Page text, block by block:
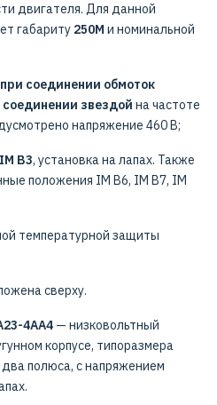
двигателя. Для данной
габариту 250M и номинальной
соединении обмоток
звездой на частоте
напряжение 460 В;
IM B3, установка на лапах. Также
положения IM B6, IM B7, IM
температурной защиты
сверху.
4AA4 — низковольтный
корпусе, типоразмера
полюса, с напряжением